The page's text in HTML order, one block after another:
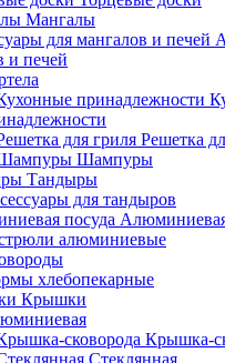
Мангалы
и печей
Решетка
Шампуры
Тандыры
для тандыров
алюминиевые
хлебопекарные
Крышки
Крышка-
Стеклянная